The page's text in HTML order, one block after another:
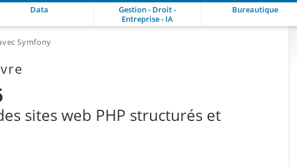
Data
Gestion - Droit -
Entreprise - IA
Bureautique
Symfony
sites web PHP structurés et